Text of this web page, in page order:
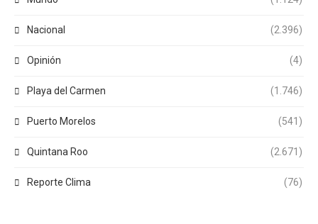
Nacional (2.396)
Opinión (4)
Playa del Carmen (1.746)
Puerto Morelos (541)
Quintana Roo (2.671)
Reporte Clima (76)